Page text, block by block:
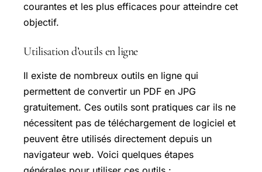
courantes et les plus efficaces pour atteindre cet
objectif.
Utilisation d’outils en ligne
Il existe de nombreux outils en ligne qui
permettent de convertir un PDF en JPG
gratuitement. Ces outils sont pratiques car ils ne
nécessitent pas de téléchargement de logiciel et
peuvent être utilisés directement depuis un
navigateur web. Voici quelques étapes